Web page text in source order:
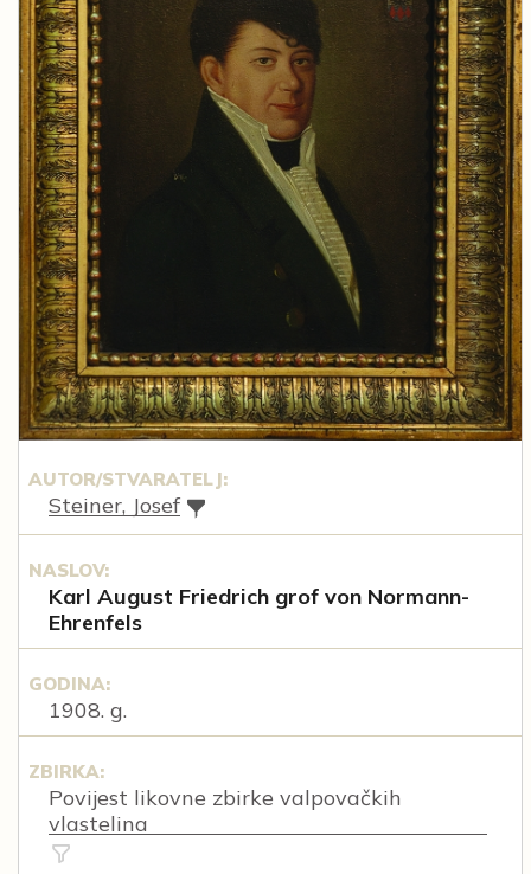
AUTOR/STVARATELJ:
Steiner, Josef
NASLOV:
Karl August Friedrich grof von Normann-
Ehrenfels
GODINA:
1908. g.
ZBIRKA:
Povijest likovne zbirke valpovačkih
vlastelina